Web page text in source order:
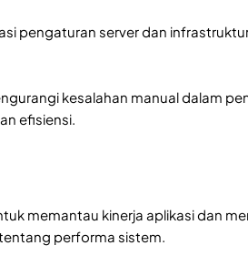
pengaturan server dan
kesalahan manual dalam
efisiensi.
memantau kinerja aplikasi dan
performa sistem.